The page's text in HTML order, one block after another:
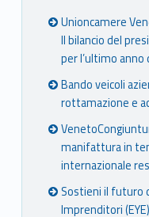
Unioncamere
Il bilancio del
per l’ultimo
Bando veicoli
rottamazione e
manifattura in
internazionale
Sostieni il futuro
Imprenditori